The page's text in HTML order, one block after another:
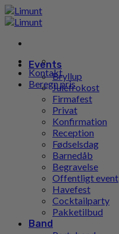
Gå
til
Events
Bryllup
Julefrokost
Firmafest
Privat
Konfirmation
Reception
Fødselsdag
Barnedåb
Begravelse
Offentligt event
Havefest
Cocktailparty
Pakketilbud
Band
Kontakt
Beregn pris